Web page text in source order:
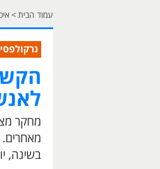
עמוד הבית >
מחקר
בשינה,